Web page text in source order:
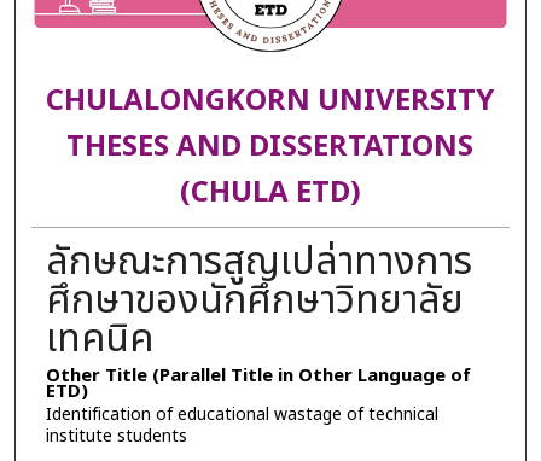
CHULALONGKORN UNIVERSITY
THESES AND DISSERTATIONS
(CHULA ETD)
ลักษณะการสูญเปล่าทางการ
ศึกษาของนักศึกษาวิทยาลัย
เทคนิค
Other Title (Parallel Title in Other Language of
ETD)
Identification of educational wastage of technical
institute students